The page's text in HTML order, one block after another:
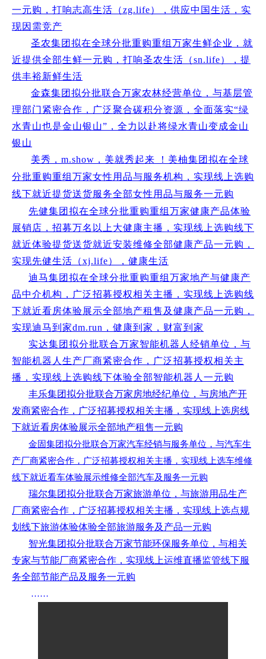
一元购，打响志高生活（zg.life），供应中国生活，实
现因需竞产
圣农集团拟在全球分批重购重组万家生鲜企业，就
近提供全部生鲜一元购，打响圣农生活（sn.life），提
供丰裕新鲜生活
金森集团拟分批联合万家农林经营单位，与基层管
理部门紧密合作，广泛聚合碳积分资源，全面落实“绿
水青山也是金山银山”，全力以赴将绿水青山变成金山
银山
美秀，m.show，美就秀起来 ！美柚集团拟在全球
分批重购重组万家女性用品与服务机构，实现线上选购
线下就近提货送货服务全部女性用品与服务一元购
先健集团拟在全球分批重购重组万家健康产品体验
展销店，招募万名以上大健康主播，实现线上选购线下
就近体验提货送货就近安装维修全部健康产品一元购，
实现先健生活（xj.life），健康生活
迪马集团拟在全球分批重购重组万家地产与健康产
品中介机构，广泛招募授权相关主播，实现线上选购线
下就近看房体验展示全部地产租售及健康产品一元购，
实现迪马到家dm.run，健康到家，财富到家
实达集团拟分批联合万家智能机器人经销单位，与
智能机器人生产厂商紧密合作，广泛招募授权相关主
播，实现线上选购线下体验全部智能机器人一元购
丰乐集团拟分批联合万家房地经纪单位，与房地产开
发商紧密合作，广泛招募授权相关主播，实现线上选房线
下就近看房体验展示全部地产租售一元购
金固集团拟分批联合万家汽车经销与服务单位，与汽车生
产厂商紧密合作，广泛招募授权相关主播，实现线上选车维修
线下就近看车体验展示维修全部汽车及服务一元购
瑞尔集团拟分批联合万家旅游单位，与旅游用品生产
厂商紧密合作，广泛招募授权相关主播，实现线上选点规
划线下旅游体验体验全部旅游服务及产品一元购
智光集团拟分批联合万家节能环保服务单位，与相关
专家与节能厂商紧密合作，实现线上运维直播监管线下服
务全部节能产品及服务一元购
……